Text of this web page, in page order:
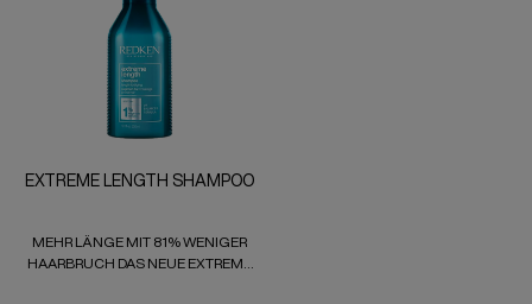
EXTREME LENGTH SHAMPOO
MEHR LÄNGE MIT 81% WENIGER
HAARBRUCH DAS NEUE EXTREME